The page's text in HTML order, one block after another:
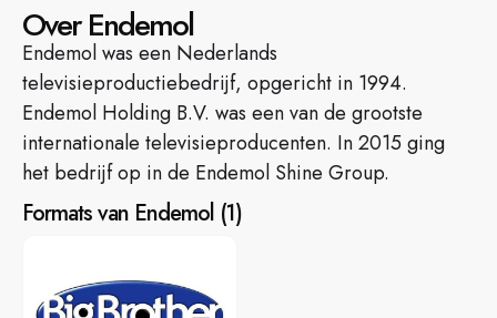
Over Endemol
Endemol was een Nederlands
televisieproductiebedrijf, opgericht in 1994.
Endemol Holding B.V. was een van de grootste
internationale televisieproducenten. In 2015 ging
het bedrijf op in de Endemol Shine Group.
Formats van Endemol (1)